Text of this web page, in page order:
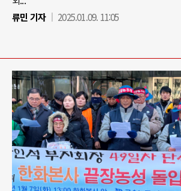
류민 기자
2025.01.09. 11:05